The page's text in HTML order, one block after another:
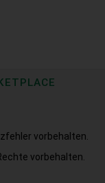
vorbehalten.
vorbehalten.